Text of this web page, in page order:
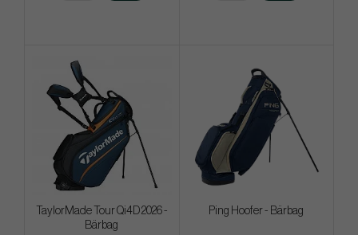
TaylorMade Tour Qi4D 2026 -
Bärbag
Ping Hoofer - Bärbag